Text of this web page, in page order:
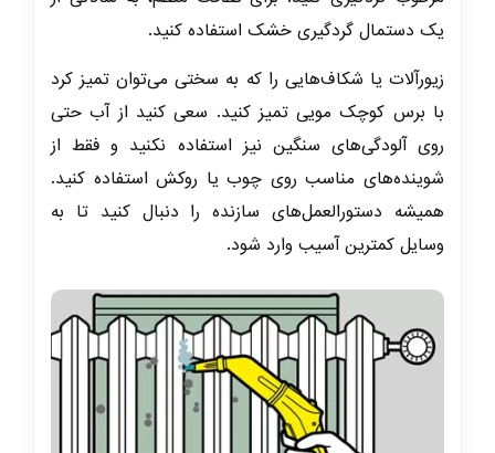
یک دستمال گردگیری خشک استفاده کنید.
زیورآلات یا شکاف‌هایی را که به سختی می‌توان تمیز کرد
با برس کوچک مویی تمیز کنید. سعی کنید از آب حتی
روی آلودگی‌های سنگین نیز استفاده نکنید و فقط از
شوینده‌های مناسب روی چوب یا روکش استفاده کنید.
همیشه دستورالعمل‌های سازنده را دنبال کنید تا به
وسایل کمترین آسیب وارد شود.